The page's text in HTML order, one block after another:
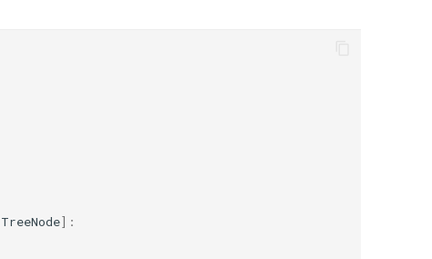
TreeNode]: